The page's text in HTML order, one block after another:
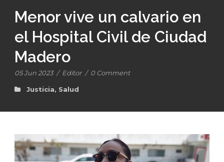
Menor vive un calvario en
el Hospital Civil de Ciudad
Madero
05 Jun 2023 / Editor / 0 Comment
Justicia, Salud